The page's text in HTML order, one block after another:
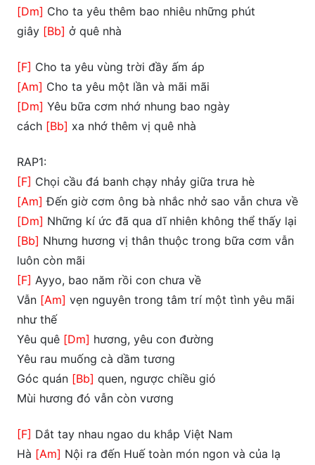
[Dm] Cho ta yêu thêm bao nhiêu những phút
giây [Bb] ở quê nhà
[F] Cho ta yêu vùng trời đầy ấm áp
[Am] Cho ta yêu một lần và mãi mãi
[Dm] Yêu bữa cơm nhớ nhung bao ngày
cách [Bb] xa nhớ thêm vị quê nhà
RAP1:
[F] Chọi cầu đá banh chạy nhảy giữa trưa hè
[Am] Đến giờ cơm ông bà nhắc nhở sao vẫn chưa về
[Dm] Những kí ức đã qua dĩ nhiên không thể thấy lại
[Bb] Nhưng hương vị thân thuộc trong bữa cơm vẫn
luôn còn mãi
[F] Ayyo, bao năm rồi con chưa về
Vẫn [Am] vẹn nguyên trong tâm trí một tình yêu mãi
như thế
Yêu quê [Dm] hương, yêu con đường
Yêu rau muống cà dầm tương
Góc quán [Bb] quen, ngược chiều gió
Mùi hương đó vẫn còn vương
[F] Dắt tay nhau ngao du khắp Việt Nam
Hà [Am] Nội ra đến Huế toàn món ngon và của lạ